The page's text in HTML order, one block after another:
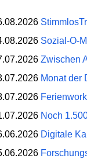
Sozial-O-
Zwischen
Monat der
Noch
Digitale